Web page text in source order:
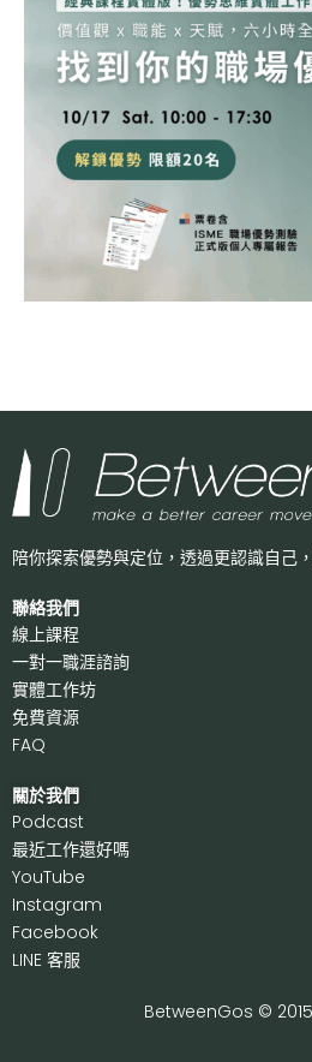
陪你探索優勢與定位，透過更認識自己，
聯絡我們
線上課程
一對一職涯諮詢
實體工作坊
免費資源
FAQ
關於我們
Podcast
最近工作還好嗎
YouTube
Instagram
Facebook
LINE 客服
BetweenGos ©